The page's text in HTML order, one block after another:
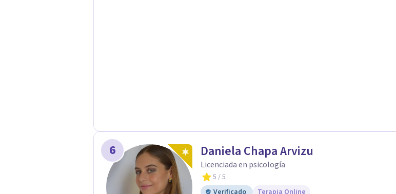
6 Daniela Chapa Arvizu
Licenciada en psicología
5 / 5
Verificado
Terapia Online